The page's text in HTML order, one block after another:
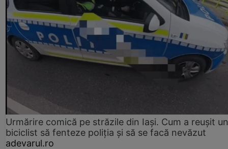
Urmărire comică pe străzile din Iași. Cum a reușit un
biciclist să fenteze poliția și să se facă nevăzut
adevarul.ro